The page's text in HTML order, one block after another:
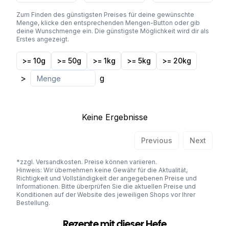
Zum Finden des günstigsten Preises für deine gewünschte
Menge, klicke den entsprechenden Mengen-Button oder gib
deine Wunschmenge ein. Die günstigste Möglichkeit wird dir als
Erstes angezeigt.
>= 10g >= 50g >= 1kg >= 5kg >= 20kg
> g
Keine Ergebnisse
Previous Next
*zzgl. Versandkosten. Preise können variieren.
Hinweis: Wir übernehmen keine Gewähr für die Aktualität,
Richtigkeit und Vollständigkeit der angegebenen Preise und
Informationen. Bitte überprüfen Sie die aktuellen Preise und
Konditionen auf der Website des jeweiligen Shops vor Ihrer
Bestellung.